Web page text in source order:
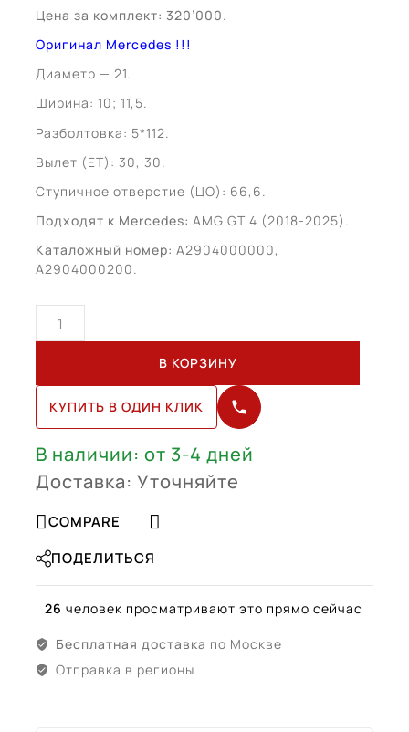
Цена за комплект: 320’000.
Оригинал Mercedes !!!
Диаметр — 21.
Ширина: 10; 11,5.
Разболтовка: 5*112.
Вылет (ЕТ): 30, 30.
Ступичное отверстие (ЦО): 66,6.
Подходят к Mercedes: AMG GT 4 (2018-2025).
Каталожный номер: A2904000000,
A2904000200.
товара
GT
R21
(A2904000000,
A2904000200)
В КОРЗИНУ
КУПИТЬ В ОДИН КЛИК
В наличии: от 3-4 дней
Доставка: Уточняйте
COMPARE
ПОДЕЛИТЬСЯ
26 человек просматривают это прямо сейчас
Бесплатная доставка по Москве
Отправка в регионы